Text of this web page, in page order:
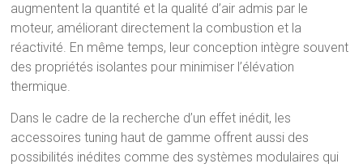
augmentent la quantité et la qualité d’air admis par le
moteur, améliorant directement la combustion et la
réactivité. En même temps, leur conception intègre souvent
des propriétés isolantes pour minimiser l’élévation
thermique.
Dans le cadre de la recherche d’un effet inédit, les
accessoires tuning haut de gamme offrent aussi des
possibilités inédites comme des systèmes modulaires qui